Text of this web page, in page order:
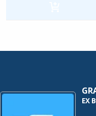
+7.5m
EX